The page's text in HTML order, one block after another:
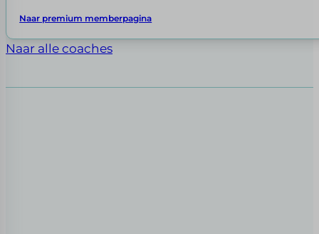
Naar premium memberpagina
Naar alle coaches